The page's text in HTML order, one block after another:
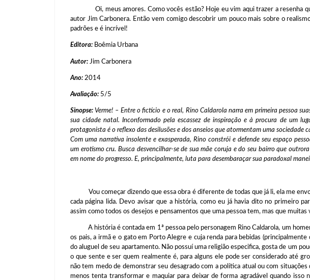
Oi, meus amores. Como vocês estão? Hoje eu vim aqui trazer a resenha
autor Jim Carbonera. Então vem comigo descobrir um pouco mais sobre o
padrões e é incrível!
Editora: Boêmia Urbana
Autor: Jim Carbonera
Ano: 2014
Avaliação: 5/5
Sinopse: Verme! – Entre o fictício e o real, Rino Caldarola narra em primeira pessoa
sua cidade natal. Inconformado pela escassez de inspiração e à procura de um
protagonista é o reflexo das desilusões e dos anseios que atormentam uma
Com uma narrativa insolente e exasperada, Rino constrói e defende seu espaço
um erotismo cru. Busca desvencilhar-se de sua mãe coruja e do seu bairro que
em nome do progresso. E, principalmente, luta para desembaraçar sua paradoxal
Vou começar dizendo que essa obra é diferente de todas que já li, ela me
cada página lida. Devo avisar que a história, como eu já havia dito no primeiro
assim como todos os desejos e pensamentos que uma pessoa tem, mas que
A história é contada em 1ª pessoa pelo personagem Rino Caldarola, um
os pais, a irmã e o gato em Porto Alegre e cuja renda para bebidas
do aluguel de seu apartamento. Não possuí uma religião especifica, gosta de um
o que sente e ser quem realmente é, para alguns ele pode ser considerado até
não tem medo de demonstrar seu desagrado com a política atual ou com
menos tenta transformar e maquiar para deixar de forma agradável quando isso